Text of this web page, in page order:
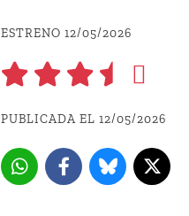
ESTRENO 12/05/2026
PUBLICADA EL 12/05/2026